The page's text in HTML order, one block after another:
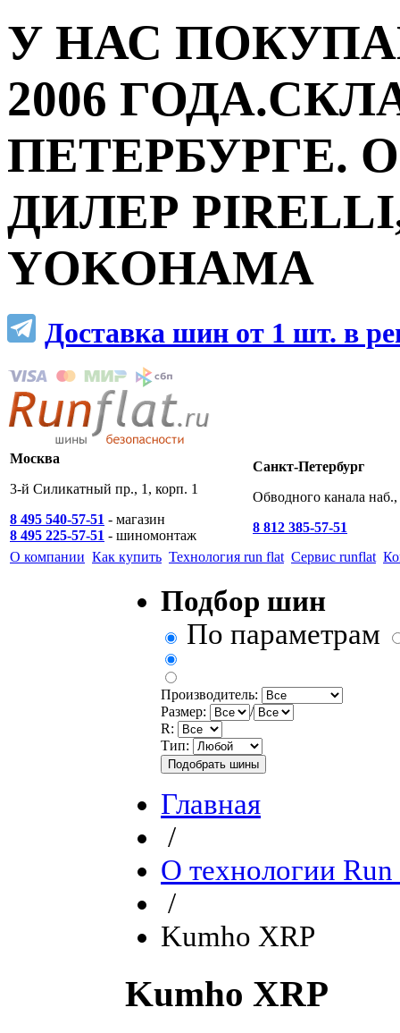
У НАС
2006
ПЕТЕРБУРГЕ.
ДИЛЕР
YOKOHAMA
Доставка шин от 1 шт. в
Москва
3-й Силикатный пр., 1, корп. 1
8 495 540-57-51 - магазин
8 495 225-57-51 - шиномонтаж
Санкт-Петербург
Обводного канала
8 812 385-57-51
О компании Как купить Технология run flat Сервис runflat
Подбор шин
По параметрам
Производитель:
Размер:
/
R:
Тип:
Главная
/
О технологии Run
/
Kumho XRP
Kumho XRP